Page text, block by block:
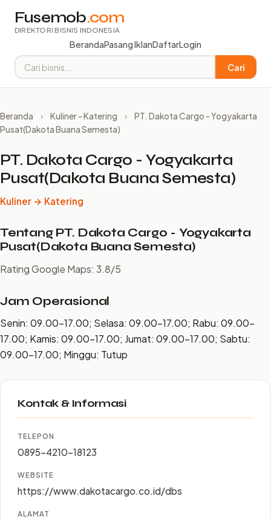
Fusemob.com
DIREKTORI BISNIS INDONESIA
BerandaPasang IklanDaftarLogin
Cari
Beranda › Kuliner - Katering ›
PT. Dakota Cargo - Yogyakarta
Pusat(Dakota Buana Semesta)
PT. Dakota Cargo - Yogyakarta
Pusat(Dakota Buana Semesta)
Kuliner → Katering
Tentang PT. Dakota Cargo - Yogyakarta
Pusat(Dakota Buana Semesta)
Rating Google Maps: 3.8/5
Jam Operasional
Senin: 09.00–17.00; Selasa: 09.00–17.00; Rabu: 09.00–
17.00; Kamis: 09.00–17.00; Jumat: 09.00–17.00; Sabtu:
09.00–17.00; Minggu: Tutup
Kontak & Informasi
TELEPON
0895-4210-18123
WEBSITE
https://www.dakotacargo.co.id/dbs
ALAMAT